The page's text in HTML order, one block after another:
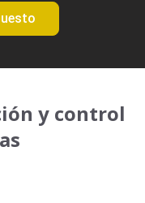
y control